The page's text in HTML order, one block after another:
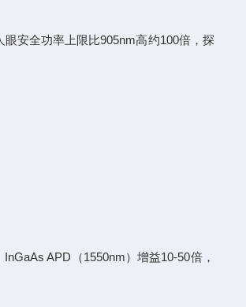
安全功率上限比905nm高约100倍，探
APD（1550nm）增益10-50倍，